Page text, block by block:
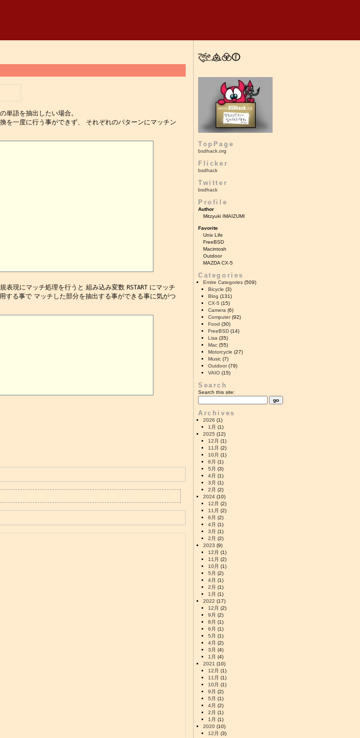
単語を抽出したい場合。
を一度に行う事ができず、 それぞれのパターンにマッチン
表現にマッチ処理を行うと 組み込み変数 RSTART にマッチ
する事で マッチした部分を抽出する事ができる事に気がつ
TopPage
bsdhack.org
Flicker
bsdhack
Twitter
bsdhack
Profile
Author
Mitzyuki IMAIZUMI
Favorite
Unix Life
FreeBSD
Macintosh
Outdoor
MAZDA CX-5
Categories
Entire Categories (509)
Bicycle (3)
Blog (131)
CX-5 (15)
Camera (6)
Computer(92)
Food (30)
FreeBSD (14)
Lisa (35)
Mac (55)
Motorcycle (27)
Music (7)
Outdoor(79)
VAIO (15)
Search
Search this site:
Archives
2026 (1)
1月 (1)
2025 (12)
12月 (1)
11月 (2)
10月 (1)
6月 (1)
5月 (3)
4月 (1)
3月 (1)
2月 (2)
2024 (10)
12月 (2)
11月 (2)
6月 (2)
4月 (1)
3月 (1)
2月 (2)
2023 (9)
12月 (1)
11月 (2)
10月 (1)
5月 (2)
4月 (1)
2月 (1)
1月 (1)
2022 (17)
12月 (2)
9月 (2)
8月 (1)
6月 (1)
5月 (1)
4月 (2)
3月 (4)
1月 (4)
2021 (10)
12月 (1)
11月 (1)
10月 (1)
9月 (2)
5月 (1)
4月 (2)
2月 (1)
1月 (1)
2020 (10)
12月 (3)